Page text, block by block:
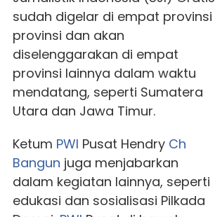
sudah digelar di empat provinsi
provinsi dan akan
diselenggarakan di empat
provinsi lainnya dalam waktu
mendatang, seperti Sumatera
Utara dan Jawa Timur.
Ketum PWI Pusat Hendry Ch
Bangun juga menjabarkan
dalam kegiatan lainnya, seperti
edukasi dan sosialisasi Pilkada